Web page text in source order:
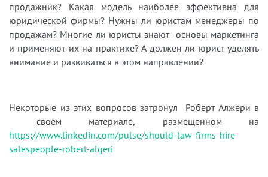
продажник? Какая модель наиболее эффективна для
юридической фирмы? Нужны ли юристам менеджеры по
продажам? Многие ли юристы знают основы маркетинга
и применяют их на практике? А должен ли юрист уделять
внимание и развиваться в этом направлении?
Некоторые из этих вопросов затронул Роберт Алжери в
своем материале, размещенном на
https://www.linkedin.com/pulse/should-law-firms-hire-
salespeople-robert-algeri